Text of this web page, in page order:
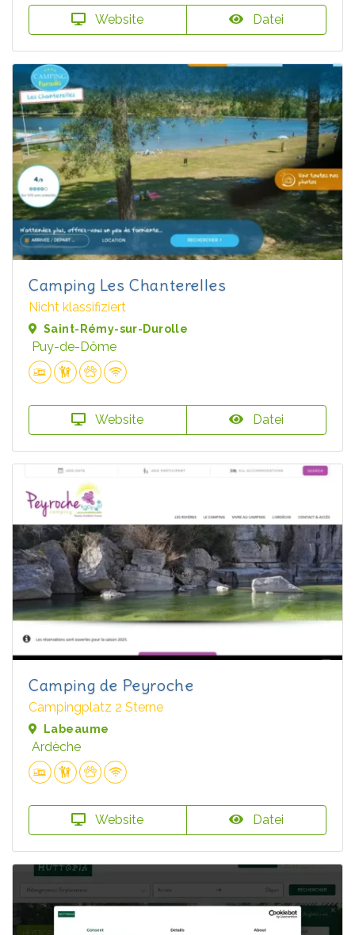
Website Datei
Camping Les Chanterelles
Nicht klassifiziert
Saint-Rémy-sur-Durolle
Puy-de-Dôme
Website Datei
Camping de Peyroche
Campingplatz 2 Sterne
Labeaume
Ardèche
Website Datei